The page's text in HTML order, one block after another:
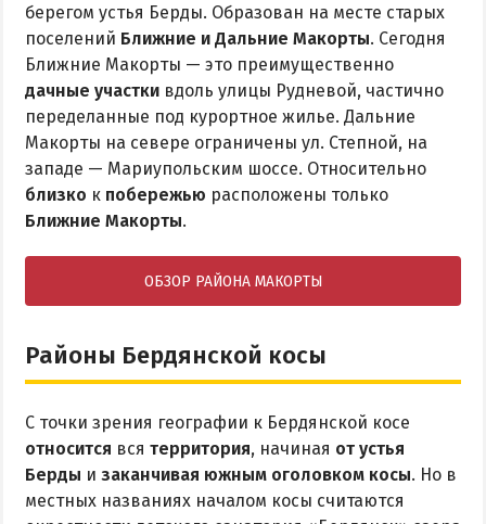
берегом устья Берды. Образован на месте старых
поселений Ближние и Дальние Макорты. Сегодня
Ближние Макорты — это преимущественно
дачные участки вдоль улицы Рудневой, частично
переделанные под курортное жилье. Дальние
Макорты на севере ограничены ул. Степной, на
западе — Мариупольским шоссе. Относительно
близко к побережью расположены только
Ближние Макорты.
ОБЗОР РАЙОНА МАКОРТЫ
Районы Бердянской косы
С точки зрения географии к Бердянской косе
относится вся территория, начиная от устья
Берды и заканчивая южным оголовком косы. Но в
местных названиях началом косы считаются